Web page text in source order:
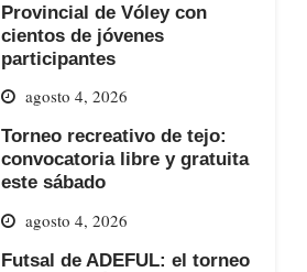
Provincial de Vóley con
cientos de jóvenes
participantes
agosto 4, 2026
Torneo recreativo de tejo:
convocatoria libre y gratuita
este sábado
agosto 4, 2026
Futsal de ADEFUL: el torneo